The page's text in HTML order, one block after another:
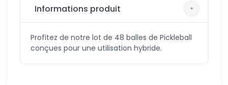
Informations produit
Profitez de notre lot de 48 balles de Pickleball
conçues pour une utilisation hybride.